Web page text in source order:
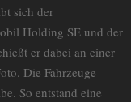
sich der
Holding SE und der
er dabei an einer
Die Fahrzeuge
So entstand eine